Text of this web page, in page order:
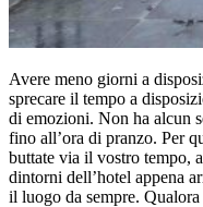
Avere meno giorni a
sprecare il tempo a
di emozioni. Non ha alcun
fino all’ora di pranzo. Per
buttate via il vostro tempo,
dintorni dell’hotel appena
il luogo da sempre.